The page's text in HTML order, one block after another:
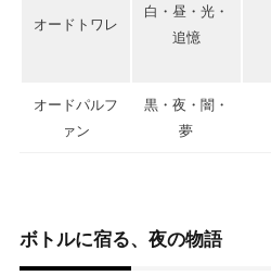
オードトワレ
白・昼・光・
追憶
オードパルフ
ァン
黒・夜・闇・
夢
ボトルに宿る、夜の物語